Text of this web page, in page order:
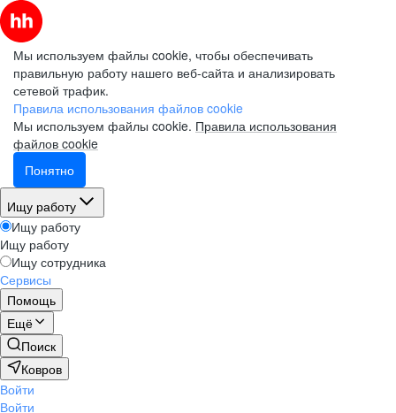
Мы используем файлы cookie, чтобы обеспечивать
правильную работу нашего веб-сайта и анализировать
сетевой трафик.
Правила использования файлов cookie
Мы используем файлы cookie. Правила использования
файлов cookie
Понятно
Ищу работу
Ищу работу
Ищу работу
Ищу сотрудника
Сервисы
Помощь
Ещё
Поиск
Ковров
Войти
Войти